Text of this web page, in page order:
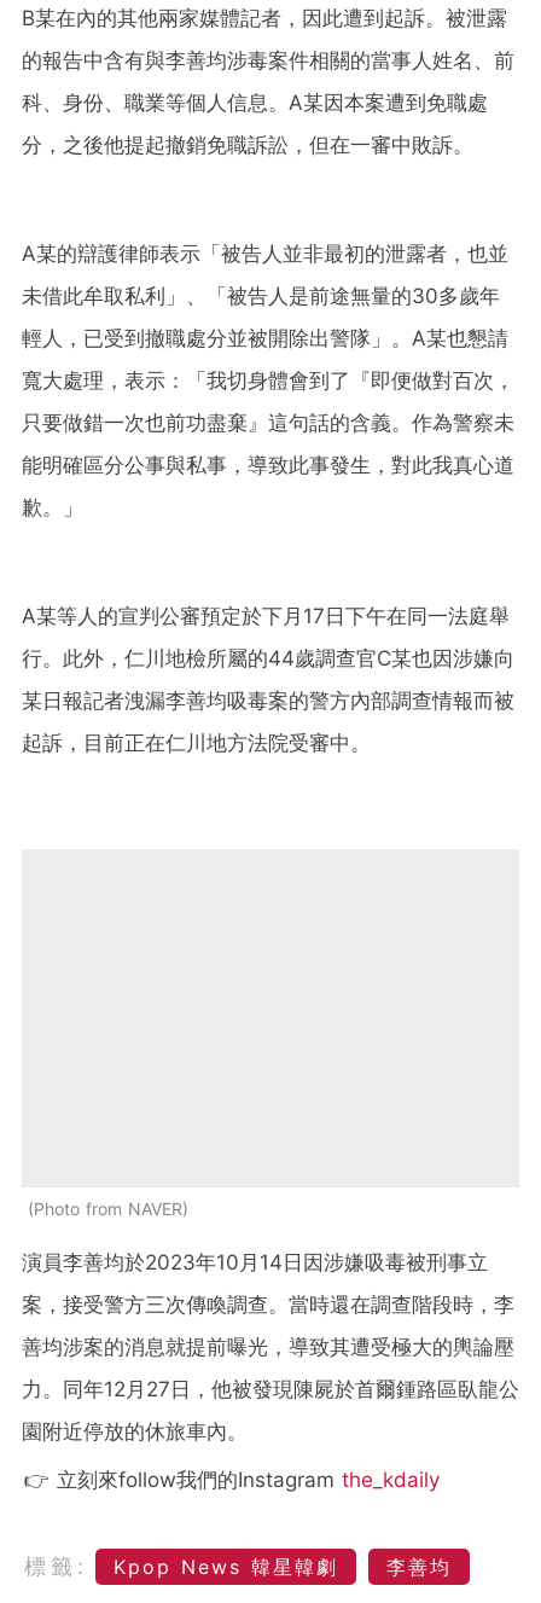
B某在內的其他兩家媒體記者，因此遭到起訴。被泄露
的報告中含有與李善均涉毒案件相關的當事人姓名、前
科、身份、職業等個人信息。A某因本案遭到免職處
分，之後他提起撤銷免職訴訟，但在一審中敗訴。
A某的辯護律師表示「被告人並非最初的泄露者，也並
未借此牟取私利」、「被告人是前途無量的30多歲年
輕人，已受到撤職處分並被開除出警隊」。A某也懇請
寬大處理，表示：「我切身體會到了『即便做對百次，
只要做錯一次也前功盡棄』這句話的含義。作為警察未
能明確區分公事與私事，導致此事發生，對此我真心道
歉。」
A某等人的宣判公審預定於下月17日下午在同一法庭舉
行。此外，仁川地檢所屬的44歲調查官C某也因涉嫌向
某日報記者洩漏李善均吸毒案的警方內部調查情報而被
起訴，目前正在仁川地方法院受審中。
Photo from NAVER
演員李善均於2023年10月14日因涉嫌吸毒被刑事立
案，接受警方三次傳喚調查。當時還在調查階段時，李
善均涉案的消息就提前曝光，導致其遭受極大的輿論壓
力。同年12月27日，他被發現陳屍於首爾鍾路區臥龍公
園附近停放的休旅車內。
👉 立刻來follow我們的Instagram the_kdaily
標籤: Kpop News 韓星韓劇 李善均